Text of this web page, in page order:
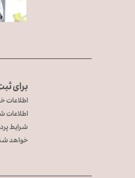
برای
اطلاعات
اطلاعات
​​​​​​​شرایط
خواهد